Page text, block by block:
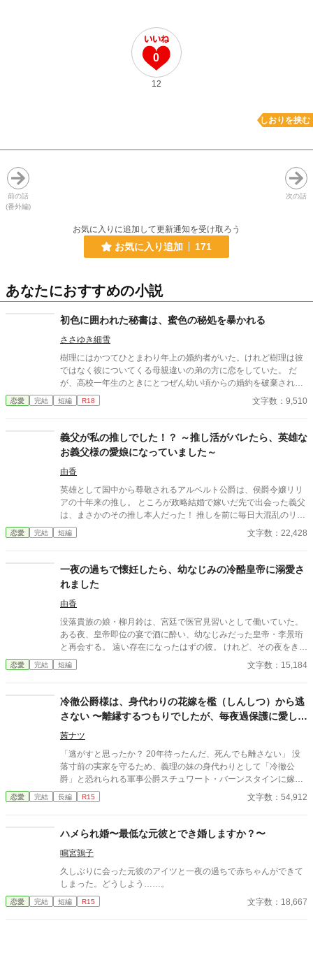
0
12
しおりを挟む
前の話
(番外編)
次の話
お気に入りに追加して更新通知を受け取ろう
お気に入り追加 171
あなたにおすすめの小説
初色に囲われた秘書は、蜜色の秘処を暴かれる
ささゆき細雪
樹理にはかつてひとまわり年上の婚約者がいた。けれど樹理は彼
ではなく彼についてくる母親違いの弟の方に恋をしていた。 だ
が、高校一年生のときにとつぜん幼い頃からの婚約を破棄され、
兄弟と逢うこともなくなってしまう。 あれから十年、中小企業の
社長をしている父親の秘書として結婚から逃げるように働いてい
なって、専属秘書にご指名ですか！？ これは、両片想いでゆるふ
わオフィスラブなひしょひしょばなし。 ※ムーンライトノベルズ
で開催された「昼と夜の勝負服企画」参加作品です。他サイトに
も掲載中。 「Grand Duo * グラン・デュオ ―シューベルトは初
恋花嫁を諦めない―」で当て馬だった紡の弟が今回のヒーローで
す（未読でもぜんぜん問題ないです）。
恋愛 完結 短編 R18 文字数：9,510
義父が私の推しでした！？ ～推し活がバレたら、英雄な
お義父様の愛娘になっていました～
由香
英雄として国中から尊敬されるアルベルト公爵は、侯爵令嬢リリ
アの十年来の推し。 ところが政略結婚で嫁いだ先で出会った義父
は、まさかのその推し本人だった！ 推しを前に毎日大混乱のリリ
アと、そんな義娘を可愛がる義父、父に張り合う夫。 勘違いと溺
愛が止まらない、笑って癒やされるファミリーラブコメ！
恋愛 完結 短編 文字数：22,428
一夜の過ちで懐妊したら、幼なじみの冷酷皇帝に溺愛さ
れました
由香
没落貴族の娘・柳月鈴は、宮廷で医官見習いとして働いていた。
ある夜、皇帝即位の宴で酒に酔い、幼なじみだった皇帝・李景珩
と再会する。 遠い存在になったはずの彼。 けれど、その夜をきっ
かけに月鈴の運命は大きく動き出す。 冷酷と恐れられる皇帝が、
なぜか彼女だけには甘すぎて――。
恋愛 完結 短編 文字数：15,184
冷徹公爵様は、身代わりの花嫁を檻（しんしつ）から逃
さない 〜離縁するつもりでしたが、毎夜過保護に愛し抜
かれています〜
茜ナツ
「逃がすと思ったか？ 20年待ったんだ、死んでも離さない」 没
落寸前の実家を守るため、義理の妹の身代わりとして「冷徹公
爵」と恐れられる軍事公爵スチュワート・バーンスタインに嫁ぐ
ことになったリリアーナ。 結婚初夜、彼から冷ややかに告げられ
たのは 「君に構う暇はない。愛するつもりもない」 という非情な
う」と心に決めた。 ――はずだったのに。 なぜか翌朝から、スチ
ュワートの様子がおかしい。 義務だと言いながら用意されるドレ
スや食事は、すべてリリアーナの好物ばかり。 庭でふらつけば、
心臓を激しく脈打たせた彼に狂おしいほど強く抱きしめられ、 他
の男（たとえ騎士であっても）と親しげに話すだけで、その綺麗
のに……どうしてこんなに過保護なの!?） スチュワートの重すぎ
恋愛 完結 長編 R15 文字数：54,912
ハメられ婚〜最低な元彼とでき婚しますか？〜
鳴宮鶉子
久しぶりに会った元彼のアイツと一夜の過ちで赤ちゃんができて
しまった。どうしよう……。
恋愛 完結 短編 R15 文字数：18,667